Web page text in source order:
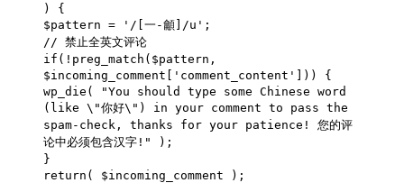
) {
$pattern = '/[一-龥]/u';
// 禁止全英文评论
if(!preg_match($pattern,
$incoming_comment['comment_content'])) {
wp_die( "You should type some Chinese word
(like \"你好\") in your comment to pass the
spam-check, thanks for your patience! 您的评
论中必须包含汉字!" );
}
return( $incoming_comment );